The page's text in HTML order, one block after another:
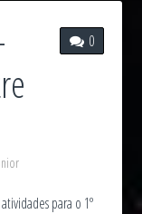
0
para o 1º